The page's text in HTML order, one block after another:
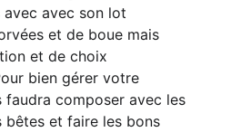
avec son lot
et de boue mais
et de choix
bien gérer votre
faudra composer avec les
bêtes et faire les bons